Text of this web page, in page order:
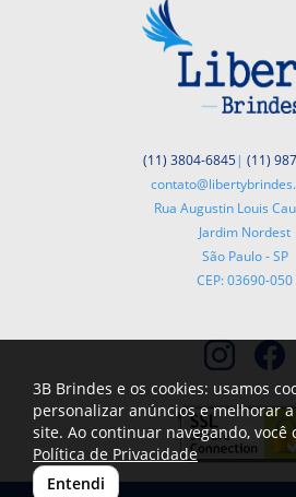
(11) 3804-6845| (11)
Rua Augustin Louis
Jardim Nordest
São Paulo - SP
CEP: 03690-050
3B Brindes e os cookies: usamos
personalizar anúncios e melhorar
site. Ao continuar navegando, você
Política de Privacidade
Entendi